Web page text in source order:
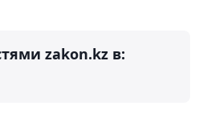
zakon.kz в: